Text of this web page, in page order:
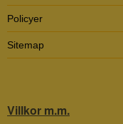
Policyer
Sitemap
Villkor m.m.